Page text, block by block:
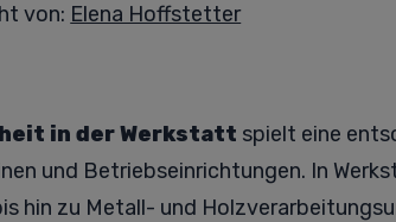
von: Elena Hoffstetter
in der Werkstatt spielt eine
und Betriebseinrichtungen. In
hin zu Metall- und